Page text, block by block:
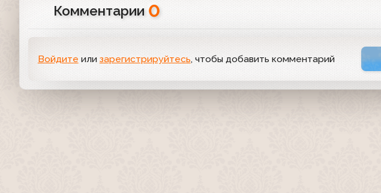
Комментарии 0
Войдите или зарегистрируйтесь, чтобы добавить комментарий